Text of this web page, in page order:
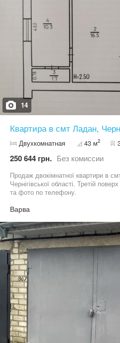
14
Квартира в смт Ладан,
Двухкомнатная 43 м2
250 644 грн. Без комиссии
Продаж двокімнатної квартири в
Чернігівської області. Третій
та фото по телефону.
Варва